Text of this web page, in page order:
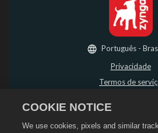
Privacidade
Termos de
Política de
Política de
Português -
COOKIE NOTICE
We use cookies, pixels and similar